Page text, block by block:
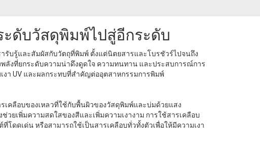
ะดับวัสดุพิมพ์ไปสู่อีกระดับ
รับรู้และสัมผัสกับวัตถุที่พิมพ์ ตั้งแต่นิตยสารและโบรชัวร์ไปจนถึง
ลังที่ยกระดับความน่าดึงดูดใจ ความทนทาน และประสบการณ์การ
งา UV และผลกระทบที่สําคัญต่ออุตสาหกรรมการพิมพ์
รเคลือบของเหลวที่ใช้กับพื้นผิวของวัสดุพิมพ์และบ่มด้วยแสง
วยเพิ่มความสดใสของสีและเพิ่มความเงางาม การใช้สารเคลือบ
โดดเด่น หรือสามารถใช้เป็นสารเคลือบทั่วทั้งตัวเพื่อให้มีความเงา